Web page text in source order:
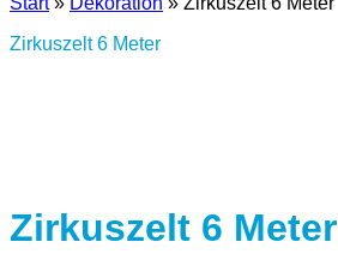
Zirkuszelt 6 Meter
Zirkuszelt 6 Meter